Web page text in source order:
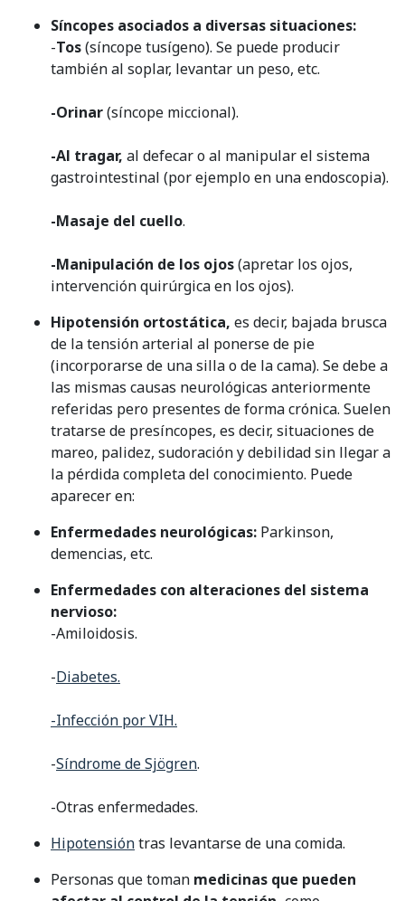
Síncopes asociados a diversas situaciones:
-Tos(síncope tusígeno). Se puede producir
también al soplar, levantar un peso, etc.
-Orinar(síncope miccional).
-Al tragar, al defecar o al manipular el sistema
gastrointestinal (por ejemplo en una endoscopia).
-Masaje del cuello.
-Manipulación de los ojos(apretar los ojos,
intervención quirúrgica en los ojos).
Hipotensión ortostática, es decir, bajada brusca
de la tensión arterial al ponerse de pie
(incorporarse de una silla o de la cama). Se debe a
las mismas causas neurológicas anteriormente
referidas pero presentes de forma crónica. Suelen
tratarse de presíncopes, es decir, situaciones de
mareo, palidez, sudoración y debilidad sin llegar a
la pérdida completa del conocimiento. Puede
aparecer en:
Enfermedades neurológicas: Parkinson,
demencias, etc.
Enfermedades con alteraciones del sistema
nervioso:
-Amiloidosis.
-Diabetes.
-Infección por VIH.
-Síndrome de Sjögren.
-Otras enfermedades.
Hipotensióntras levantarse de una comida.
Personas que toman medicinas que pueden